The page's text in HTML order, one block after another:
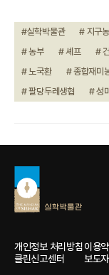
#실학박물관 # 지구
# 농부
# 셰프 #
# 노국환
# 종합재미
# 팔당두레생협
# 성
개인정보 처리방침이용
클린신고센터
보도